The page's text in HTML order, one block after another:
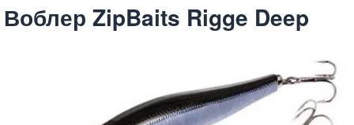
Воблер ZipBaits Rigge Deep